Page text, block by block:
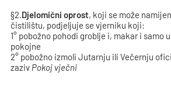
§2.Djelomični oprost, koji se može
čistilištu, podjeljuje se vjerniku koji:
1° pobožno pohodi groblje i, makar i samo
pokojne
2° pobožno izmoli Jutarnju ili Večernju
zaziv Pokoj vječni